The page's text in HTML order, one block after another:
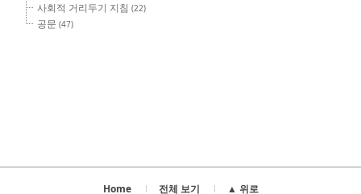
사회적 거리두기 지침(22)
공문(47)
Home 전체 보기 ▲ 위로